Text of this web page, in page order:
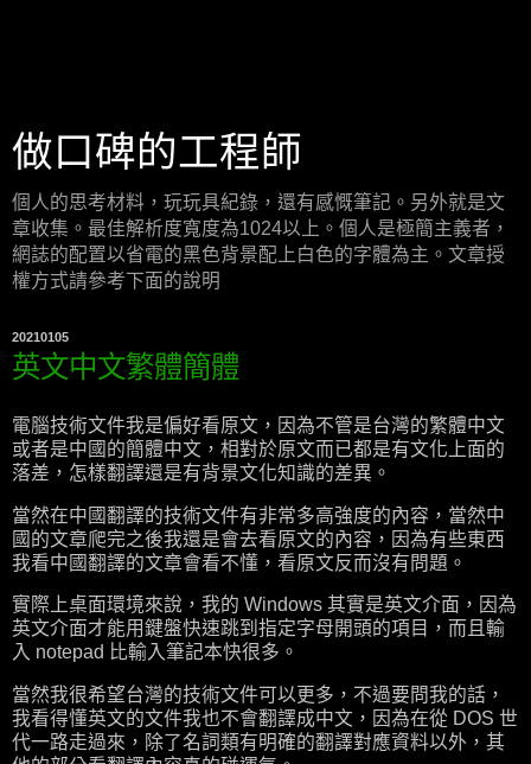
做口碑的工程師
個人的思考材料，玩玩具紀錄，還有感慨筆記。另外就是文
章收集。最佳解析度寬度為1024以上。個人是極簡主義者，
網誌的配置以省電的黑色背景配上白色的字體為主。文章授
權方式請參考下面的說明
20210105
英文中文繁體簡體
電腦技術文件我是偏好看原文，因為不管是台灣的繁體中文
或者是中國的簡體中文，相對於原文而已都是有文化上面的
落差，怎樣翻譯還是有背景文化知識的差異。
當然在中國翻譯的技術文件有非常多高強度的內容，當然中
國的文章爬完之後我還是會去看原文的內容，因為有些東西
我看中國翻譯的文章會看不懂，看原文反而沒有問題。
實際上桌面環境來說，我的 Windows 其實是英文介面，因為
英文介面才能用鍵盤快速跳到指定字母開頭的項目，而且輸
入 notepad 比輸入筆記本快很多。
當然我很希望台灣的技術文件可以更多，不過要問我的話，
我看得懂英文的文件我也不會翻譯成中文，因為在從 DOS 世
代一路走過來，除了名詞類有明確的翻譯對應資料以外，其